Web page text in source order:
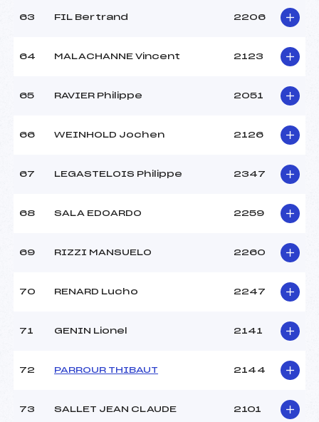
63 FIL Bertrand 2206
64 MALACHANNE Vincent 2123
65 RAVIER Philippe 2051
66 WEINHOLD Jochen 2126
67 LEGASTELOIS Philippe 2347
68 SALA EDOARDO 2259
69 RIZZI MANSUELO 2260
70 RENARD Lucho 2247
71 GENIN Lionel 2141
72 PARROUR THIBAUT 2144
73 SALLET JEAN CLAUDE 2101